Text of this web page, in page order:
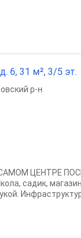
6, 31 м², 3/5 эт.
р-н
ЦЕНТРЕ
садик,